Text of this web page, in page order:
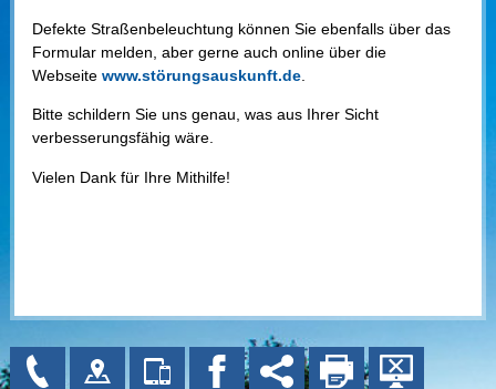
Defekte Straßenbeleuchtung können Sie ebenfalls über das
Formular melden, aber gerne auch online über die
Webseite www.störungsauskunft.de.
Bitte schildern Sie uns genau, was aus Ihrer Sicht
verbesserungsfähig wäre.
Vielen Dank für Ihre Mithilfe!